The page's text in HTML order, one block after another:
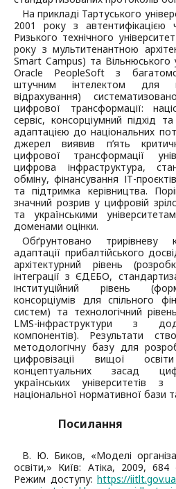
На прикладі Тартуського
2001 року з автентифікацією
Ризького технічного
року з мультитенантною
Smart Campus) та Вільнюського
Oracle PeopleSoft з
штучним інтелектом для
відрахування)
цифрової трансформації:
сервіс, консорціумний підхід
адаптацією до національних
джерел виявив п’ять
цифрової трансформації
цифрова інфраструктура,
обміну, фінансування ІТ-
та підтримка керівництва.
значний розрив у цифровій
та українськими
доменами оцінки.
Обґрунтовано трирівневу
адаптації прибалтійського
архітектурний рівень
інтеграції з ЄДЕБО,
інституційний рівень
консорціумів для спільного
систем) та технологічний
LMS-інфраструктури з
компонентів). Результати
методологічну базу для
цифровізації вищої
концептуальних засад
українських університетів з
національної нормативної бази
Посилання
В. Ю. Биков, «Моделі
освіти,» Київ: Атіка, 2009, 684
Режим доступу: https://